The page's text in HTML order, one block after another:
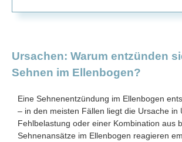
Ursachen: Warum entzünden
Sehnen im Ellenbogen?
Eine Sehnenentzündung im Ellenbogen
– in den meisten Fällen liegt die Ursache in
Fehlbelastung oder einer Kombination aus
Sehnenansätze im Ellenbogen reagieren